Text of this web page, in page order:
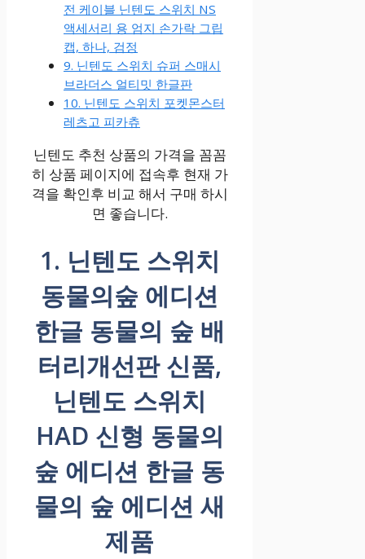
전 케이블 닌텐도 스위치 NS
액세서리 용 엄지 손가락 그립
캡, 하나, 검정
9. 닌텐도 스위치 슈퍼 스매시
브라더스 얼티밋 한글판
10. 닌텐도 스위치 포켓몬스터
레츠고 피카츄
닌텐도 추천 상품의 가격을 꼼꼼
히 상품 페이지에 접속후 현재 가
격을 확인후 비교 해서 구매 하시
면 좋습니다.
1. 닌텐도 스위치
동물의숲 에디션
한글 동물의 숲 배
터리개선판 신품,
닌텐도 스위치
HAD 신형 동물의
숲 에디션 한글 동
물의 숲 에디션 새
제품